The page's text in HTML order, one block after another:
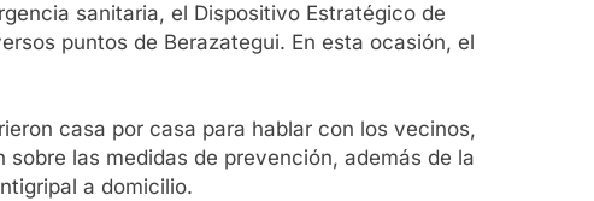
sanitaria, el Dispositivo Estratégico de
puntos de Berazategui. En esta ocasión, el
casa por casa para hablar con los vecinos,
las medidas de prevención, además de la
a domicilio.